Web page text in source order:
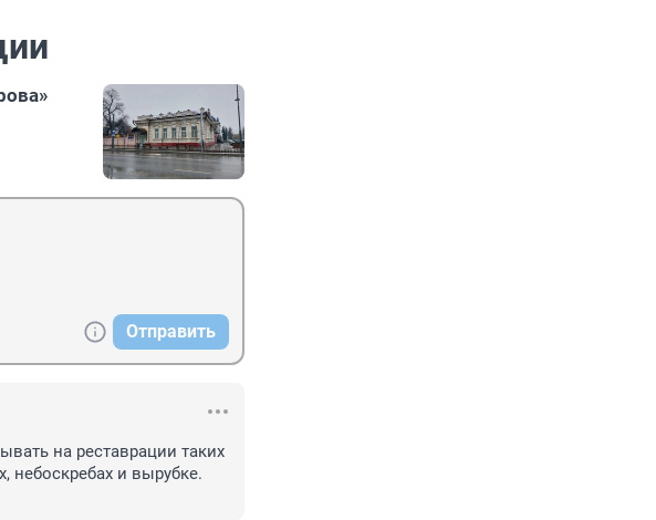
Отправить
на реставрации таких
небоскребах и вырубке.